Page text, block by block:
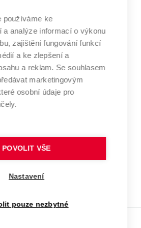
výzkumu
fondů
učení
technické
V BRNĚ
používáme ke
a analýze informací o výkonu
zajištění fungování funkcí
a ke zlepšení a
a reklam. Se souhlasem
marketingovým
osobní údaje pro
POVOLIT VŠE
Nastavení
pouze nezbytné